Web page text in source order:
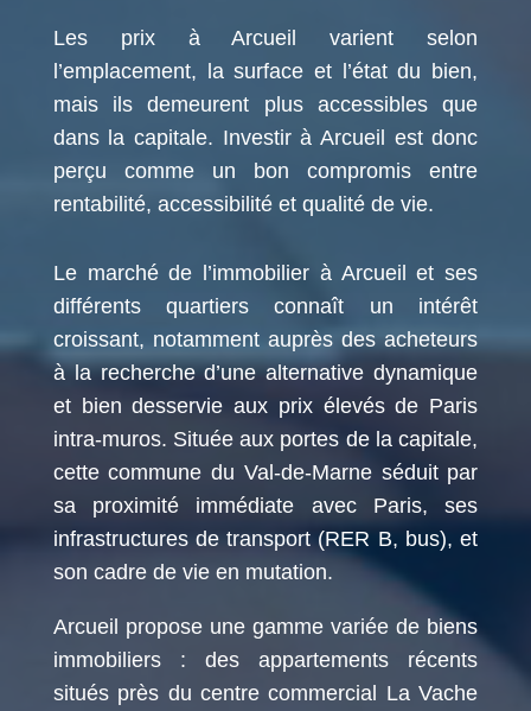
Les prix à Arcueil varient selon
l’emplacement, la surface et l’état du bien,
mais ils demeurent plus accessibles que
dans la capitale. Investir à Arcueil est donc
perçu comme un bon compromis entre
rentabilité, accessibilité et qualité de vie.
Le marché de l’immobilier à Arcueil et ses
différents quartiers connaît un intérêt
croissant, notamment auprès des acheteurs
à la recherche d’une alternative dynamique
et bien desservie aux prix élevés de Paris
intra-muros. Située aux portes de la capitale,
cette commune du Val-de-Marne séduit par
sa proximité immédiate avec Paris, ses
infrastructures de transport (RER B, bus), et
son cadre de vie en mutation.
Arcueil propose une gamme variée de biens
immobiliers : des appartements récents
situés près du centre commercial La Vache